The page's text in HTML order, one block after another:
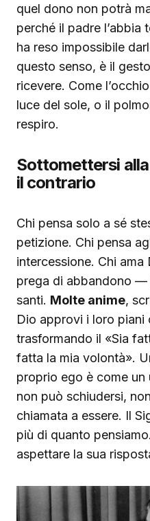
quel dono non potrà
perché il padre l’abbia
ha reso impossibile
questo senso, è il
ricevere. Come
luce del sole, o il
respiro.
Sottomettersi
il contrario
Chi pensa solo a sé
petizione. Chi pensa
intercessione. Chi
prega di abbandono —
santi. Molte anime,
Dio approvi i loro piani
trasformando il «Sia
fatta la mia volontà».
proprio ego è come
non può schiudersi,
chiamata a essere. Il
più di quanto
aspettare la sua